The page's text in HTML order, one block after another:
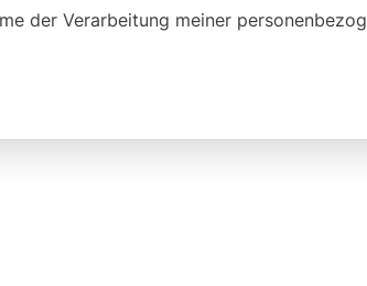
der Verarbeitung meiner